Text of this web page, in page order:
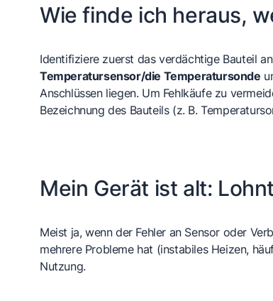
Wie finde ich heraus,
Identifiziere zuerst das verdächtige Bauteil
Temperatursensor/die Temperatursonde
Anschlüssen liegen. Um Fehlkäufe zu
Bezeichnung des Bauteils (z. B.
Mein Gerät ist alt:
Meist ja, wenn der Fehler an Sensor oder
mehrere Probleme hat (instabiles Heizen,
Nutzung.